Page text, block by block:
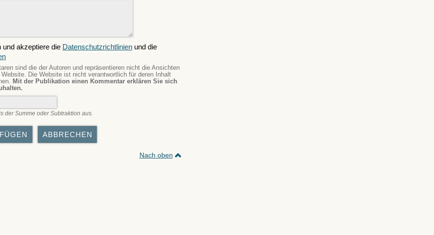
und akzeptiere die Datenschutzrichtlinien und die
sind die der Autoren und repräsentieren nicht die Ansichten
Die Website ist nicht verantwortlich für deren Inhalt
Mit der Publikation einen Kommentar erklären Sie sich
der Summe oder Subtraktion aus.
Nach oben